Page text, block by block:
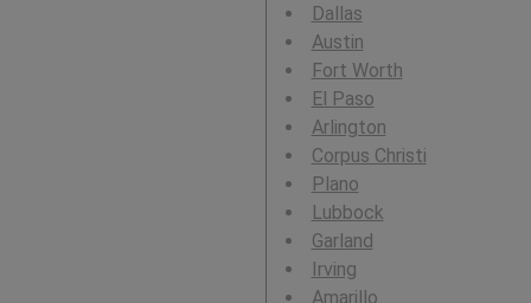
Dallas
Austin
Fort Worth
El Paso
Arlington
Corpus Christi
Plano
Lubbock
Garland
Irving
Amarillo